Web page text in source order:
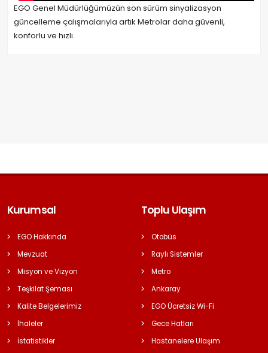
EGO Genel Müdürlüğümüzün son sürüm sinyalizasyon
güncelleme çalışmalarıyla artık Metrolar daha güvenli,
konforlu ve hızlı.
Kurumsal
EGO Hakkında
Mevzuat
Misyon ve Vizyon
Teşkilat Şeması
Kalite Belgelerimiz
İhaleler
İstatistikler
Toplu Ulaşım
Otobüs
Raylı Sistemler
Metro
Ankaray
EGO Ücretsiz Wi-Fi
Gece Hatları
Hastanelere Ulaşım